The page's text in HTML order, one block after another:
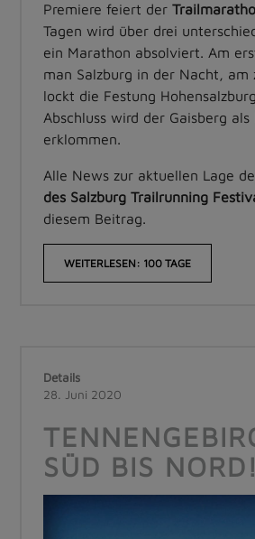
Premiere feiert der
Tagen wird über drei
ein Marathon absolviert. Am
man Salzburg in der Nacht, am
lockt die Festung
Abschluss wird der Gaisberg
erklommen.
Alle News zur aktuellen Lage
des Salzburg Trailrunning
diesem Beitrag.
WEITERLESEN: 100 TAGE
Details
28. Juni 2020
SÜD BIS NORD!